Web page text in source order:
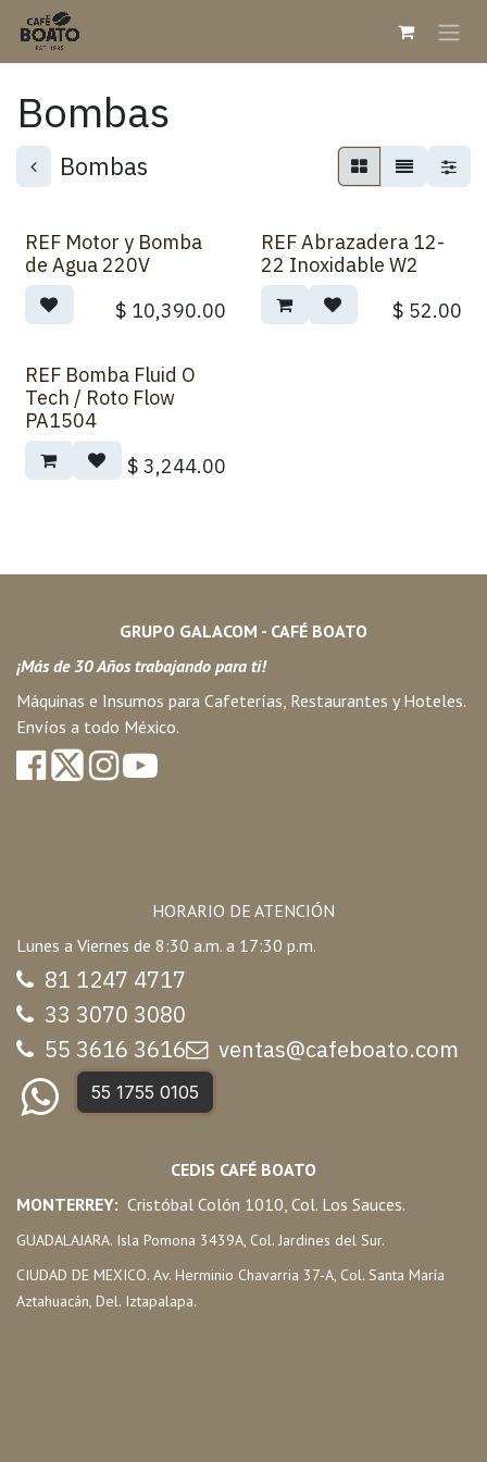
Skip to Content
Bombas
Bombas
REF Motor y Bomba
de Agua 220V
$ 10,390.00
REF Abrazadera 12-
22 Inoxidable W2
$ 52.00
REF Bomba Fluid O
Tech / Roto Flow
PA1504
$ 3,244.00
GRUPO GALACOM - CAFÉ BOATO
¡Más de 30 Años trabajando para ti!
Máquinas e Insumos para Cafeterías, Restaurantes y Hoteles.
Envíos a todo México.
HORARIO DE ATENCIÓN
Lunes a Viernes de 8:30 a.m. a 17:30 p.m.
81 1247 4717
33 3070 3080
55 3616 3616
ventas@cafeboato.com
55 1755 0105
CEDIS CAFÉ BOATO
MONTERREY: Cristóbal Colón 1010, Col. Los Sauces.
GUADALAJARA. Isla Pomona 3439A, Col. Jardines del Sur.
CIUDAD DE MEXICO. Av. Herminio Chavarria 37-A, Col. Santa María
Aztahuacán, Del. Iztapalapa.